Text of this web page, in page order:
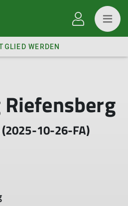
WERDEN
(2025-10-26-FA)